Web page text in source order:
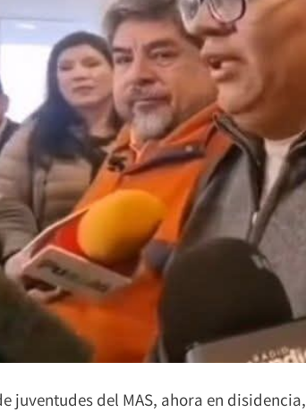
juventudes del MAS, ahora en